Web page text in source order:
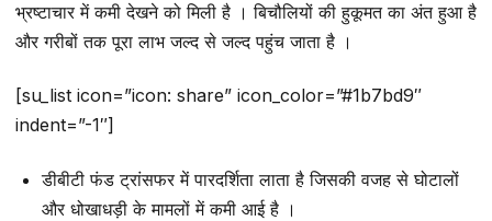
भ्रष्टाचार में कमी देखने को मिली है । बिचौलियों की हुकूमत का अंत हुआ है
और गरीबों तक पूरा लाभ जल्द से जल्द पहुंच जाता है ।
[su_list icon=”icon: share” icon_color=”#1b7bd9″
indent=”-1″]
डीबीटी फंड ट्रांसफर में पारदर्शिता लाता है जिसकी वजह से घोटालों
और धोखाधड़ी के मामलों में कमी आई है ।